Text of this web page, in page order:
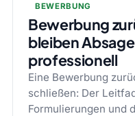
BEWERBUNG
Bewerbung
bleiben
professionell
Eine Bewerbung
schließen: Der
Formulierungen und